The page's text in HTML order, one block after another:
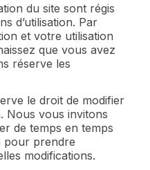
du site sont régis
d’utilisation. Par
et votre utilisation
que vous avez
réserve les
le droit de modifier
Nous vous invitons
de temps en temps
pour prendre
modifications.